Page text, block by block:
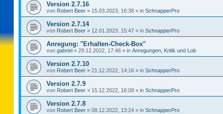
Version 2.7.16
von Robert Beer » 15.03.2023, 16:38 » in SchnapperPro
Version 2.7.14
von Robert Beer » 12.01.2023, 15:47 » in SchnapperPro
Anregung: "Erhalten-Check-Box"
von gabriel » 29.12.2022, 17:46 » in Anregungen, Kritik und Lob
Version 2.7.10
von Robert Beer » 21.12.2022, 14:16 » in SchnapperPro
Version 2.7.9
von Robert Beer » 15.12.2022, 16:08 » in SchnapperPro
Version 2.7.8
von Robert Beer » 08.12.2022, 13:24 » in SchnapperPro